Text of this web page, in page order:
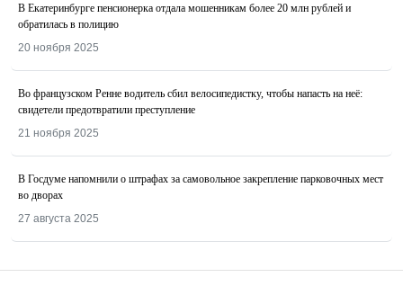
В Екатеринбурге пенсионерка отдала мошенникам более 20 млн рублей и
обратилась в полицию
20 ноября 2025
Во французском Ренне водитель сбил велосипедистку, чтобы напасть на неё:
свидетели предотвратили преступление
21 ноября 2025
В Госдуме напомнили о штрафах за самовольное закрепление парковочных мест
во дворах
27 августа 2025